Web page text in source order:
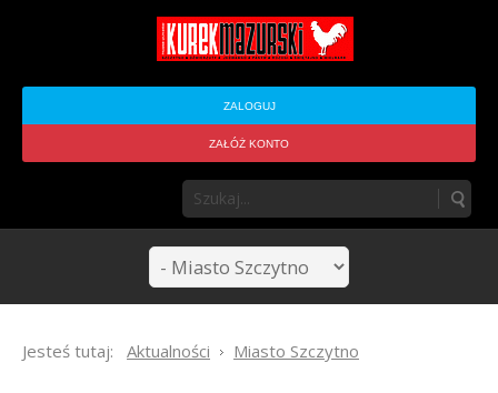
ZALOGUJ
ZAŁÓŻ KONTO
Jesteś tutaj: Aktualności Miasto Szczytno